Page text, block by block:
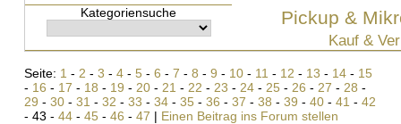
Pickup &
Kauf &
Kategoriensuche
Seite: 1 - 2 - 3 - 4 - 5 - 6 - 7 - 8 - 9 - 10 - 11 - 12 - 13 - 14 - 15
- 16 - 17 - 18 - 19 - 20 - 21 - 22 - 23 - 24 - 25 - 26 - 27 - 28 -
29 - 30 - 31 - 32 - 33 - 34 - 35 - 36 - 37 - 38 - 39 - 40 - 41 - 42
- 43 - 44 - 45 - 46 - 47 | Einen Beitrag ins Forum stellen